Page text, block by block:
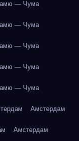
— Чума
— Чума
— Чума
— Чума
— Чума
Амстердам
Амстердам